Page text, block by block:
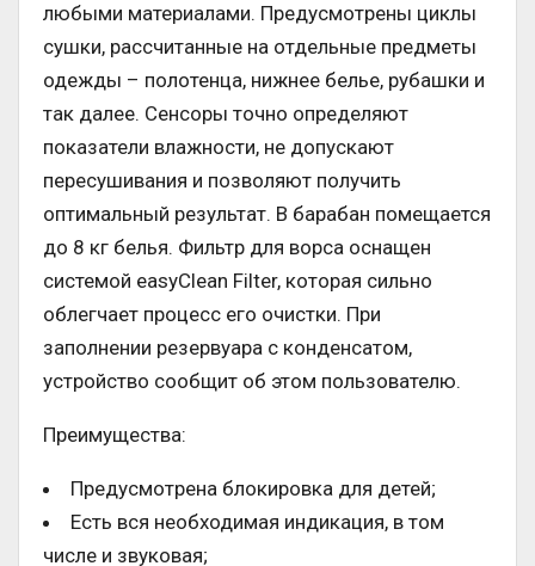
любыми материалами. Предусмотрены циклы
сушки, рассчитанные на отдельные предметы
одежды – полотенца, нижнее белье, рубашки и
так далее. Сенсоры точно определяют
показатели влажности, не допускают
пересушивания и позволяют получить
оптимальный результат. В барабан помещается
до 8 кг белья. Фильтр для ворса оснащен
системой easyClean Filter, которая сильно
облегчает процесс его очистки. При
заполнении резервуара с конденсатом,
устройство сообщит об этом пользователю.
Преимущества:
Предусмотрена блокировка для детей;
Есть вся необходимая индикация, в том
числе и звуковая;